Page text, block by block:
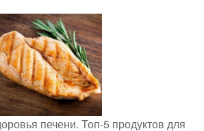
печени. Топ-5 продуктов для